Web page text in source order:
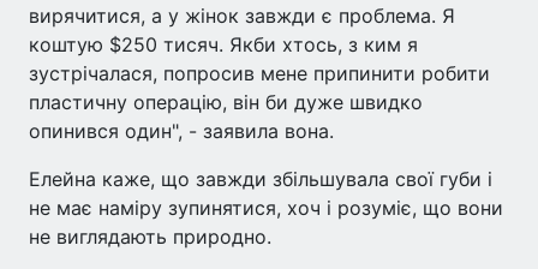
вирячитися, а у жінок завжди є проблема. Я
коштую $250 тисяч. Якби хтось, з ким я
зустрічалася, попросив мене припинити робити
пластичну операцію, він би дуже швидко
опинився один", - заявила вона.
Елейна каже, що завжди збільшувала свої губи і
не має наміру зупинятися, хоч і розуміє, що вони
не виглядають природно.